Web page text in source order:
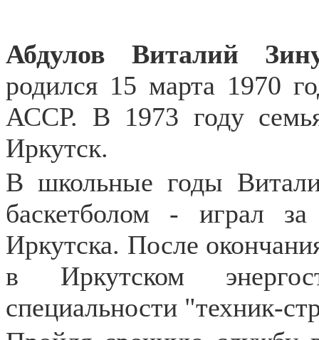
Абдулов Виталий
родился 15 марта 1970
АССР. В 1973 году
Иркутск.
В школьные годы
баскетболом - играл
Иркутска. После
в Иркутском
специальности "техник-